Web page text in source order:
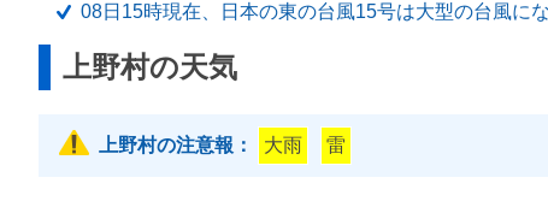
08日15時現在、日本の東の台風15号は大型の台風に
上野村の天気
上野村の注意報： 大雨 雷